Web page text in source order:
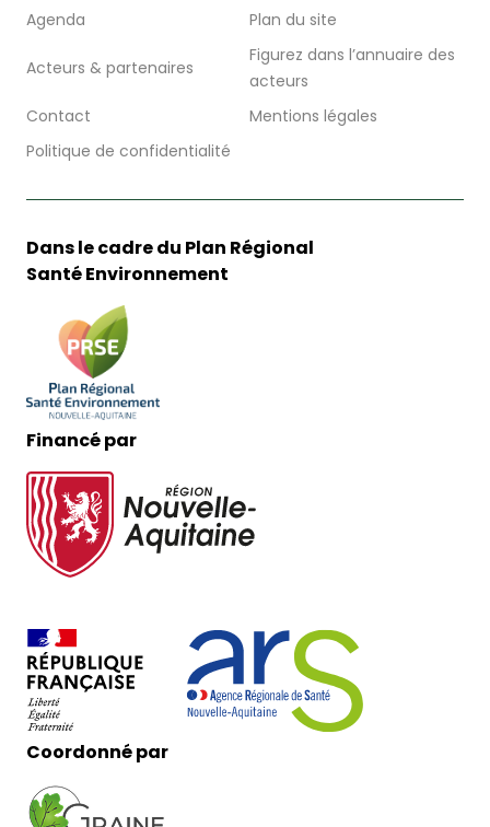
Agenda
Plan du site
Acteurs & partenaires
Figurez dans l’annuaire des
acteurs
Contact
Mentions légales
Politique de confidentialité
Dans le cadre du Plan Régional
Santé Environnement
Financé par
Coordonné par